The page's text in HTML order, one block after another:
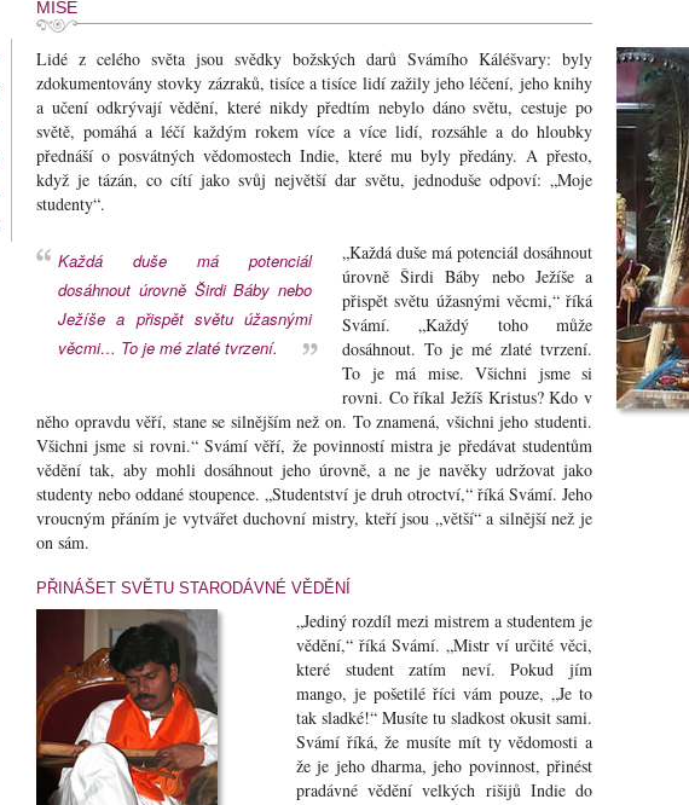
MISE
Lidé z celého světa jsou svědky božských darů Svámího Káléšvary: byly
zdokumentovány stovky zázraků, tisíce a tisíce lidí zažily jeho léčení, jeho knihy
a učení odkrývají vědění, které nikdy předtím nebylo dáno světu, cestuje po
světě, pomáhá a léčí každým rokem více a více lidí, rozsáhle a do hloubky
přednáší o posvátných vědomostech Indie, které mu byly předány. A přesto,
když je tázán, co cítí jako svůj největší dar světu, jednoduše odpoví: „Moje
studenty“.
Každá duše má potenciál
dosáhnout úrovně Širdi Báby nebo
Ježíše a přispět světu úžasnými
věcmi… To je mé zlaté tvrzení.
„Každá duše má potenciál dosáhnout
úrovně Širdi Báby nebo Ježíše a
přispět světu úžasnými věcmi,“ říká
Svámí. „Každý toho může
dosáhnout. To je mé zlaté tvrzení.
To je má mise. Všichni jsme si
rovni. Co říkal Ježíš Kristus? Kdo v
něho opravdu věří, stane se silnějším než on. To znamená, všichni jeho studenti.
Všichni jsme si rovni.“ Svámí věří, že povinností mistra je předávat studentům
vědění tak, aby mohli dosáhnout jeho úrovně, a ne je navěky udržovat jako
studenty nebo oddané stoupence. „Studentství je druh otroctví,“ říká Svámí. Jeho
vroucným přáním je vytvářet duchovní mistry, kteří jsou „větší“ a silnější než je
on sám.
PŘINÁŠET SVĚTU STARODÁVNÉ VĚDĚNÍ
„Jediný rozdíl mezi mistrem a studentem je
vědění,“ říká Svámí. „Mistr ví určité věci,
které student zatím neví. Pokud jím
mango, je pošetilé říci vám pouze, „Je to
tak sladké!“ Musíte tu sladkost okusit sami.
Svámí říká, že musíte mít ty vědomosti a
že je jeho dharma, jeho povinnost, přinést
pradávné vědění velkých rišijů Indie do